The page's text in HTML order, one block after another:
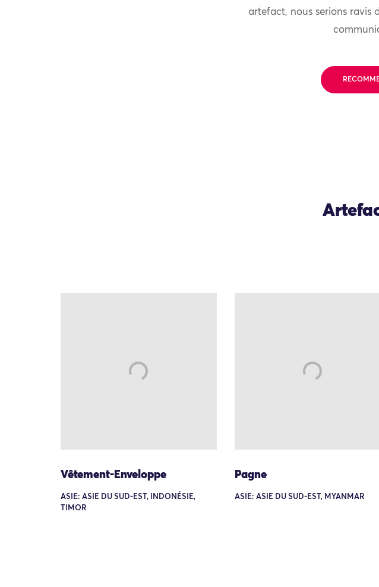
artefact, nous serions ravis
Vêtement-Enveloppe
ASIE: ASIE DU SUD-EST, INDONÉSIE,
TIMOR
Pagne
ASIE: ASIE DU SUD-EST, MYANMAR